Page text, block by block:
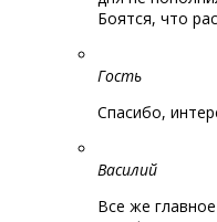
Боятся, что
Гость
Спасибо,
Василий
Все же